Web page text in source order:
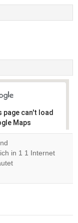
page can't load
Maps
you
this
in 1 1 Internet